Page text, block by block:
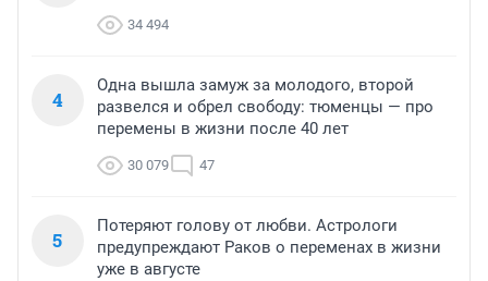
34 494
4
Одна вышла замуж за молодого, второй
развелся и обрел свободу: тюменцы — про
перемены в жизни после 40 лет
30 079 47
5
Потеряют голову от любви. Астрологи
предупреждают Раков о переменах в жизни
уже в августе